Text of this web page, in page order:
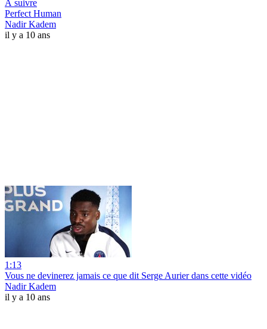
À suivre
Perfect Human
Nadir Kadem
il y a 10 ans
1:13
Vous ne devinerez jamais ce que dit Serge Aurier dans cette vidéo
Nadir Kadem
il y a 10 ans